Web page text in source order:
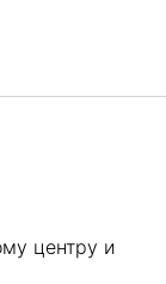
центру и